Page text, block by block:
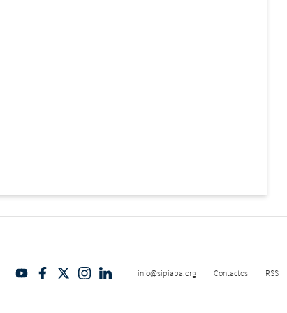
info@sipiapa.org Contactos RSS